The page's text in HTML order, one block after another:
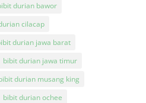
durian bawor
cilacap
durian jawa barat
bibit durian jawa timur
durian musang king
bibit durian ochee